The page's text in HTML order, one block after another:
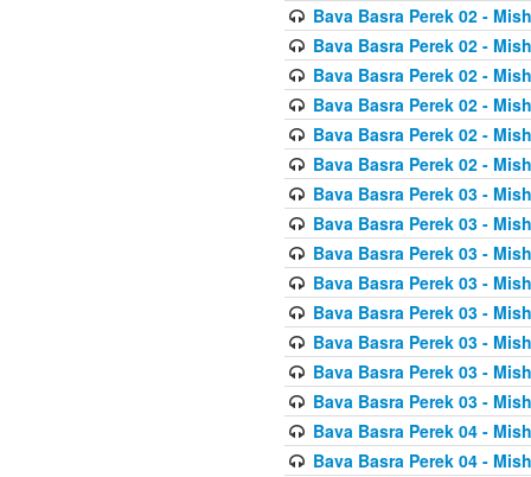
Bava Basra Perek 02 -
Bava Basra Perek 02 -
Bava Basra Perek 02 -
Bava Basra Perek 02 -
Bava Basra Perek 02 -
Bava Basra Perek 02 -
Bava Basra Perek 03 -
Bava Basra Perek 03 -
Bava Basra Perek 03 -
Bava Basra Perek 03 -
Bava Basra Perek 03 -
Bava Basra Perek 03 -
Bava Basra Perek 03 -
Bava Basra Perek 03 -
Bava Basra Perek 04 -
Bava Basra Perek 04 -